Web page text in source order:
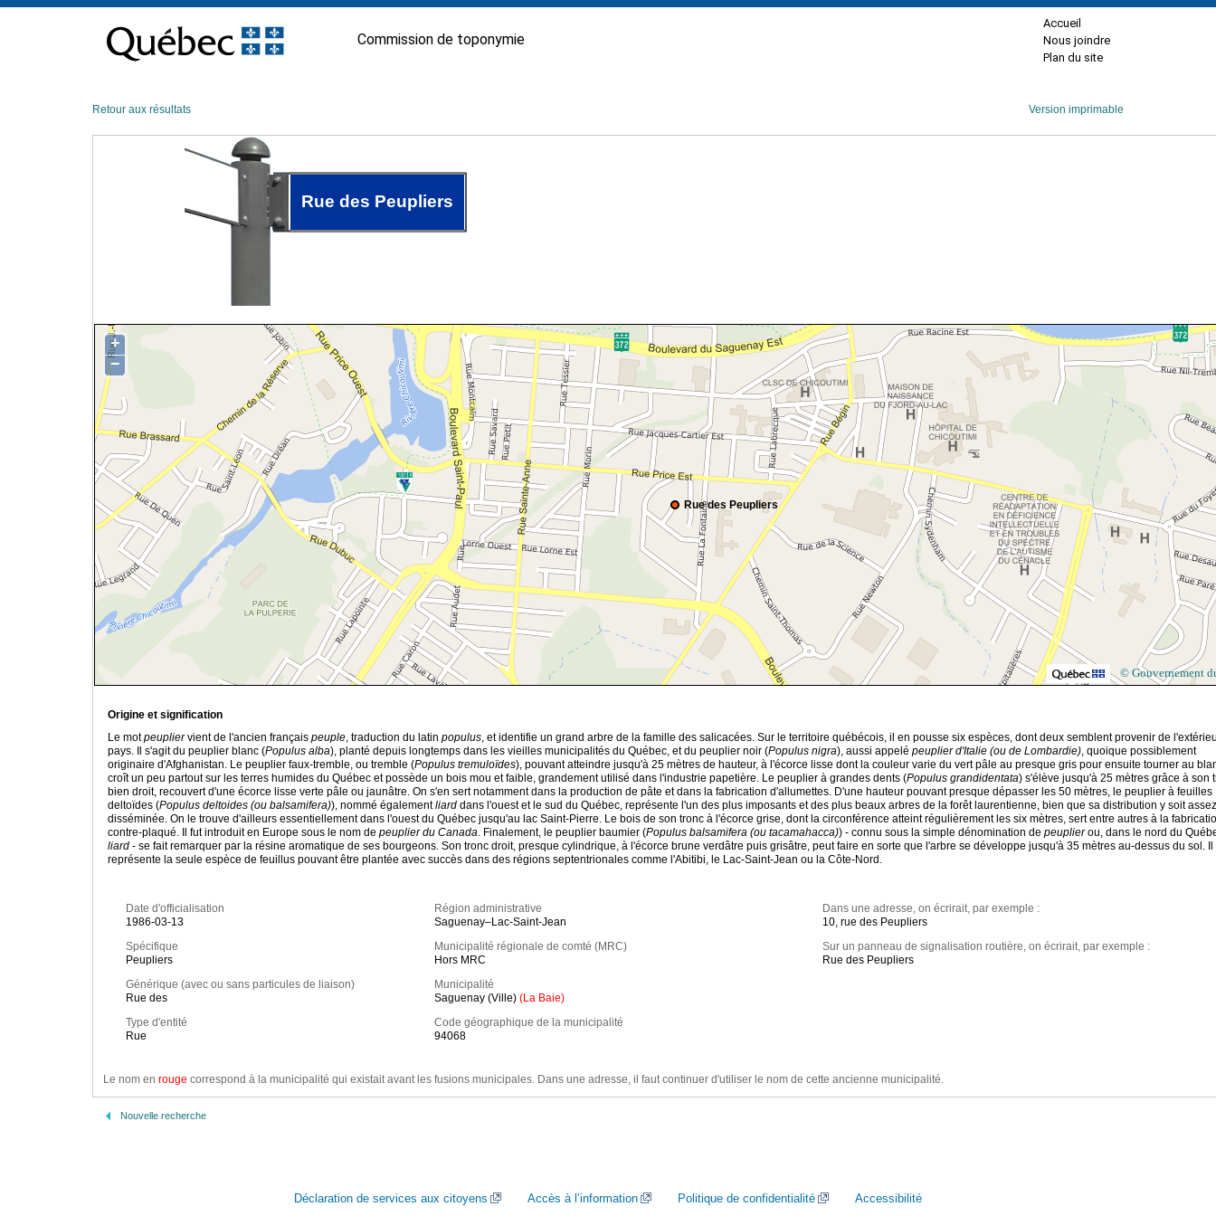
contenu
Commission de toponymie
Accueil
Nous joindre
Plan du site
Retour aux résultats Version imprimable
Rue des Peupliers
Rue des Peupliers
+
−
© Gouvernement
Origine et signification
Le motpeupliervient de l'ancien français peuple, traduction du latin populus, et identifie un grand arbre de la famille des salicacées. Sur le territoire québécois, il en pousse six espèces, dont deux semblent provenir de
pays. Il s'agit du peuplier blanc (Populus alba), planté depuis longtemps dans les vieilles municipalités du Québec, et du peuplier noir (Populus nigra), aussi appelé peuplier d'Italie (ou de Lombardie), quoique possiblement
originaire d'Afghanistan. Le peuplier faux-tremble, ou tremble (Populus tremuloïdes), pouvant atteindre jusqu'à 25 mètres de hauteur, à l'écorce lisse dont la couleur varie du vert pâle au presque gris pour ensuite tourner au
croît un peu partout sur les terres humides du Québec et possède un bois mou et faible, grandement utilisé dans l'industrie papetière. Le peuplier à grandes dents (Populus grandidentata) s'élève jusqu'à 25 mètres grâce à son
bien droit, recouvert d'une écorce lisse verte pâle ou jaunâtre. On s'en sert notamment dans la production de pâte et dans la fabrication d'allumettes. D'une hauteur pouvant presque dépasser les 50 mètres, le peuplier à feuilles
deltoïdes (Populus deltoides (ou balsamifera)), nommé égalementliard dans l'ouest et le sud du Québec, représente l'un des plus imposants et des plus beaux arbres de la forêt laurentienne, bien que sa distribution y soit assez
disséminée. On le trouve d'ailleurs essentiellement dans l'ouest du Québec jusqu'au lac Saint-Pierre. Le bois de son tronc à l'écorce grise, dont la circonférence atteint régulièrement les six mètres, sert entre autres à la
contre-plaqué. Il fut introduit en Europe sous le nom de peuplier du Canada. Finalement, le peuplier baumier (Populus balsamifera (ou tacamahacca)) - connu sous la simple dénomination de peuplierou, dans le nord du
liard - se fait remarquer par la résine aromatique de ses bourgeons. Son tronc droit, presque cylindrique, à l'écorce brune verdâtre puis grisâtre, peut faire en sorte que l'arbre se développe jusqu'à 35 mètres au-dessus du sol. Il
représente la seule espèce de feuillus pouvant être plantée avec succès dans des régions septentrionales comme l'Abitibi, le Lac-Saint-Jean ou la Côte-Nord.
Date d'officialisation
1986-03-13
Spécifique
Peupliers
Générique (avec ou sans particules de liaison)
Rue des
Type d'entité
Rue
Région administrative
Saguenay–Lac-Saint-Jean
Municipalité régionale de comté (MRC)
Hors MRC
Municipalité
Saguenay (Ville) (La Baie)
Code géographique de la municipalité
94068
Dans une adresse, on écrirait, par exemple :
10, rue des Peupliers
Sur un panneau de signalisation routière, on écrirait, par exemple :
Rue des Peupliers
Le nom en rouge correspond à la municipalité qui existait avant les fusions municipales. Dans une adresse, il faut continuer d'utiliser le nom de cette ancienne municipalité.
Nouvelle recherche
Déclaration de services aux citoyens Accès à l’information Politique de confidentialité Accessibilité